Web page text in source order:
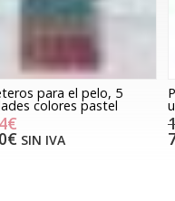
para el pelo, 5
colores pastel
SIN IVA